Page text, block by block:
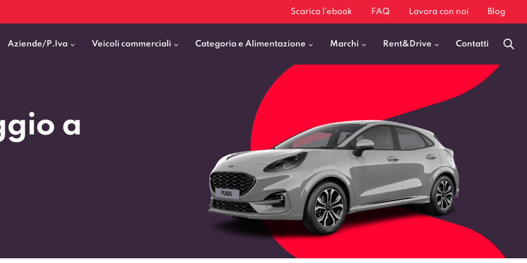
Scarica l’ebook FAQ Lavora con noi Blog
Aziende/P.Iva Veicoli commerciali Categoria e Alimentazione
SUV e Crossover
Elettrica
Ibrida
Marchi
Toyota Mercedes Benz Vans
Citroen Business
Peugeot Professional
Renault Professional
Piaggio
BMW X1
Audi Q3
Audi A3
Kia Sportage
Jeep Avenger
Rent&Drive Contatti
a